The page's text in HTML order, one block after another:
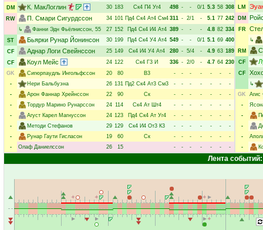
DM
К. МакЛоглин 30 183 Ск4 П4 Уг4 498 - - 0/1 5.3 58 308
RW
П. Смари Сигурдссон 34 101 Пд4 Ск4 Ат4 См4 311 - 2/1 - 5.1 77 242
↳
Фанни Эдн Фьёлниссон, 55 27 152 Пд4 Ск4 И4 Ат4 389 - - - 4.8 82 334
ST
Бьярки Рунар Йонинсон 30 199 Пд4 Ск4 У4 Ат4 549 - - 0/1 5.1 69 400
CF
Аднар Логи Свейнссон 25 149 Ск4 И4 У4 Ат4 280 - 5/4 - 4.9 63 189
CF
Коул Мейс 24 122 Ск4 Г3 И 336 - 2/0 - 4.7 64 230
GK
Сигюрпаудль Ингольфссон 20 80 В3 - - - - - -
-
-
Нери Бальбуэна 26 131 Пд2 Ск4 Ат3 См3 - - - - - -
-
-
Арон Фаннар Хрейнссон 22 90 Ск - - - - - -
-
-
Тордур Марино Рунарссон 24 114 Ск4 Ат Шт4 - - - - - -
-
-
Агуст Карел Магнуссон 24 123 Пд4 Ск4 Ат Уг4 - - - - - -
-
-
Методи Стефанов 29 129 Ск4 И4 От3 К3 - - - - - -
-
-
Рунар Гаути Гисласон 19 60 Ск - - - - - -
-
-
Олаф Даниелссон 26 15 - - - - - - -
LM
DM
FR
↳
RM
CF
CF
↳
GK
Агис
-
-
-
-
-
Лента событий: